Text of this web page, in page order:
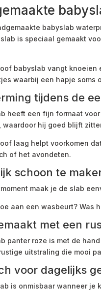
babyslab
is speciaal gemaakt
babyslab vangt knoeien
waarbij een hapje soms
tijdens de
heeft een fijn formaat
waardoor hij goed blijft
laag helpt voorkomen
of het avondeten.
schoon te
maak je de slab
aan een wasbeurt? Was
met een
panter roze is met de
uitstraling die mooi
voor dagelijks
is onmisbaar wanneer